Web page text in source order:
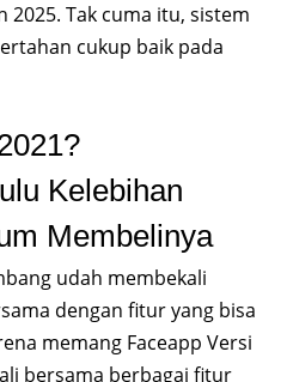
Tak cuma itu, sistem
cukup baik pada
Kelebihan
Membelinya
udah membekali
dengan fitur yang bisa
memang Faceapp Versi
bersama berbagai fitur